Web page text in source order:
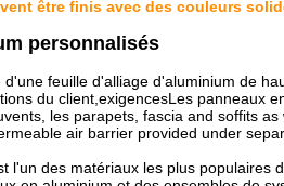
être finis avec des couleurs
personnalisés
feuille d'alliage d'aluminium de
du client,exigencesLes panneaux
les parapets, fascia and soffits
air barrier provided under
l'un des matériaux les plus populaires